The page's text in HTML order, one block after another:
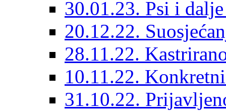
30.01.23. Psi i
20.12.22.
28.11.22.
10.11.22.
31.10.22.